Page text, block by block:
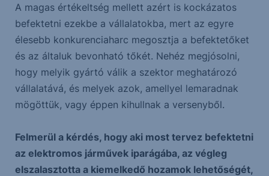
A magas értékeltség mellett azért is kockázatos
befektetni ezekbe a vállalatokba, mert az egyre
élesebb konkurenciaharc megosztja a befektetőket
és az általuk bevonható tőkét. Nehéz megjósolni,
hogy melyik gyártó válik a szektor meghatározó
vállalatává, és melyek azok, amellyel lemaradnak
mögöttük, vagy éppen kihullnak a versenyből.
Felmerül a kérdés, hogy aki most tervez befektetni
az elektromos járművek iparágába, az végleg
elszalasztotta a kiemelkedő hozamok lehetőségét,